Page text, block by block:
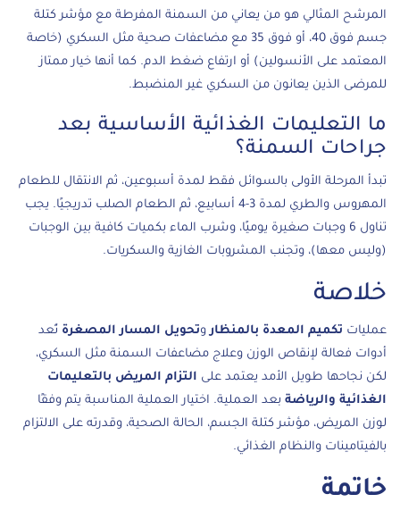
المرشح المثالي هو من يعاني من السمنة المفرطة مع مؤشر كتلة
جسم فوق 40، أو فوق 35 مع مضاعفات صحية مثل السكري (خاصة
المعتمد على الأنسولين) أو ارتفاع ضغط الدم. كما أنها خيار ممتاز
للمرضى الذين يعانون من السكري غير المنضبط.
ما التعليمات الغذائية الأساسية بعد
جراحات السمنة؟
تبدأ المرحلة الأولى بالسوائل فقط لمدة أسبوعين، ثم الانتقال للطعام
المهروس والطري لمدة 3-4 أسابيع، ثم الطعام الصلب تدريجيًا. يجب
تناول 6 وجبات صغيرة يوميًا، وشرب الماء بكميات كافية بين الوجبات
(وليس معها)، وتجنب المشروبات الغازية والسكريات.
خلاصة
عمليات تكميم المعدة بالمنظاروتحويل المسار المصغرة تُعد
أدوات فعالة لإنقاص الوزن وعلاج مضاعفات السمنة مثل السكري،
لكن نجاحها طويل الأمد يعتمد على التزام المريض بالتعليمات
الغذائية والرياضة بعد العملية. اختيار العملية المناسبة يتم وفقًا
لوزن المريض، مؤشر كتلة الجسم، الحالة الصحية، وقدرته على الالتزام
بالفيتامينات والنظام الغذائي.
خاتمة